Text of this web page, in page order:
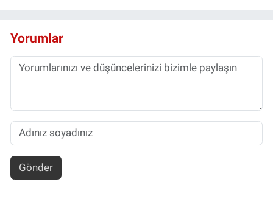
Yorumlar
Gönder